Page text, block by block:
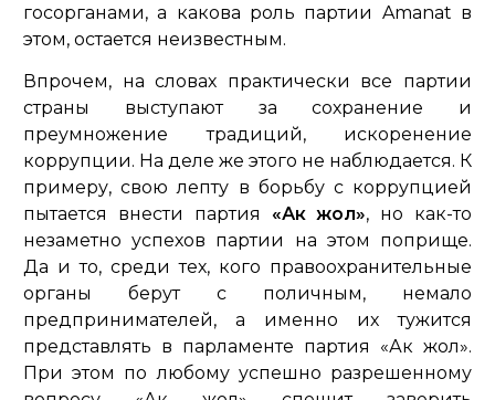
госорганами, а какова роль партии Amanat в
этом, остается неизвестным.
Впрочем, на словах практически все партии
страны выступают за сохранение и
преумножение традиций, искоренение
коррупции. На деле же этого не наблюдается. К
примеру, свою лепту в борьбу с коррупцией
пытается внести партия «Ак жол», но как-то
незаметно успехов партии на этом поприще.
Да и то, среди тех, кого правоохранительные
органы берут с поличным, немало
предпринимателей, а именно их тужится
представлять в парламенте партия «Ак жол».
При этом по любому успешно разрешенному